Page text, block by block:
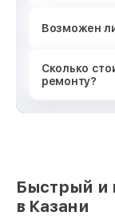
Возможен
Сколько
ремонту?
Быстрый и
в Казани